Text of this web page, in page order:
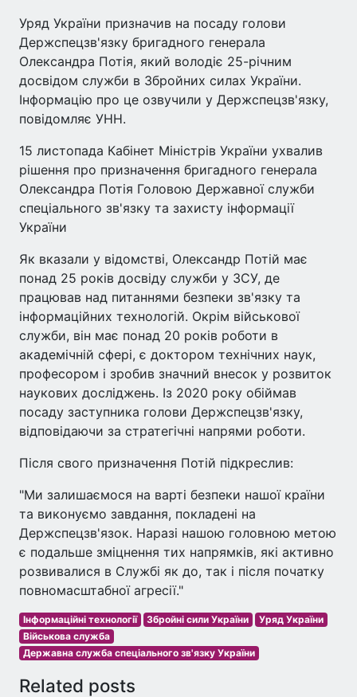
Уряд України призначив на посаду голови
Держспецзв'язку бригадного генерала
Олександра Потія, який володіє 25-річним
досвідом служби в Збройних силах України.
Інформацію про це озвучили у Держспецзв'язку,
повідомляє УНН.
15 листопада Кабінет Міністрів України ухвалив
рішення про призначення бригадного генерала
Олександра Потія Головою Державної служби
спеціального зв'язку та захисту інформації
України
Як вказали у відомстві, Олександр Потій має
понад 25 років досвіду служби у ЗСУ, де
працював над питаннями безпеки зв'язку та
інформаційних технологій. Окрім військової
служби, він має понад 20 років роботи в
академічній сфері, є доктором технічних наук,
професором і зробив значний внесок у розвиток
наукових досліджень. Із 2020 року обіймав
посаду заступника голови Держспецзв'язку,
відповідаючи за стратегічні напрями роботи.
Після свого призначення Потій підкреслив:
"Ми залишаємося на варті безпеки нашої країни
та виконуємо завдання, покладені на
Держспецзв'язок. Наразі нашою головною метою
є подальше зміцнення тих напрямків, які активно
розвивалися в Службі як до, так і після початку
повномасштабної агресії."
Інформаційні технології Збройні сили України
Уряд України
Військова служба
Державна служба спеціального зв'язку України
Related posts